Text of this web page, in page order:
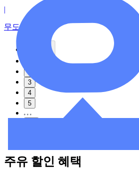
|
무도리
3
4
5
주유 할인 혜택